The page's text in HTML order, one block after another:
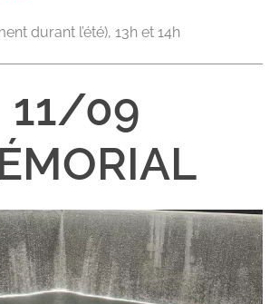
durant l’été), 13h et 14h
11/09